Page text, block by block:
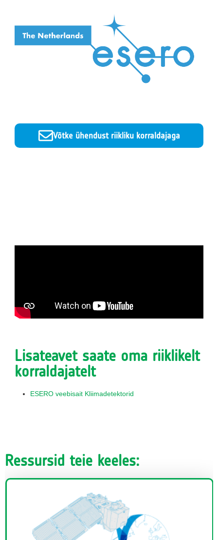
Võtke ühendust riikliku korraldajaga
Lisateavet saate oma riiklikelt
korraldajatelt
ESERO veebisait Kliimadetektorid
Ressursid teie keeles: